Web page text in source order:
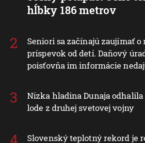
hĺbky 186 metrov
Seniori sa začínajú zaujímať
príspevok od detí. Daňový
poisťovňa im informácie
Nízka hladina Dunaja
lode z druhej svetovej vojny
Slovenský teplotný rekord je